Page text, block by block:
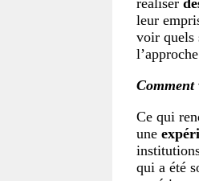
réaliser
leur
voir quels
Comment
Ce qui
une
qui a été